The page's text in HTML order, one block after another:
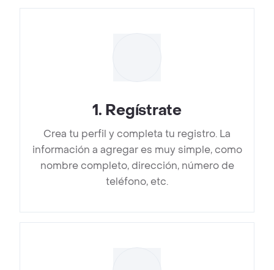
1. Regístrate
Crea tu perfil y completa tu registro. La
información a agregar es muy simple, como
nombre completo, dirección, número de
teléfono, etc.